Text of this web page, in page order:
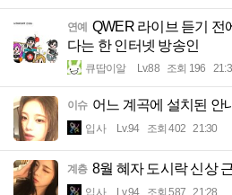
연예
QWER 라이브 듣기 전
다는 한 인터넷 방송인
큐땁이알 Lv.88 조회 196
이슈 어느 계곡에 설치된 안
입사 Lv.94 조회 402 21:30
계층 8월 혜자 도시락 신상
입사 Lv.94 조회 587 21:28